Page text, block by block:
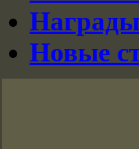
Награды
Новые